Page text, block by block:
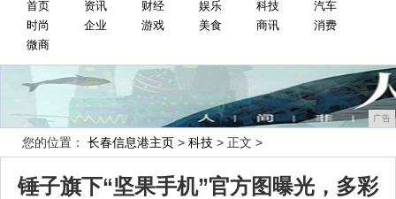
首页 资讯 财经 娱乐 科技
汽车
时尚
企业 游戏 美食 商讯
消费
微商
广告
您的位置： 长春信息港主页 > 科技 > 正文 >
锤子旗下“坚果手机”官方图曝光，多彩